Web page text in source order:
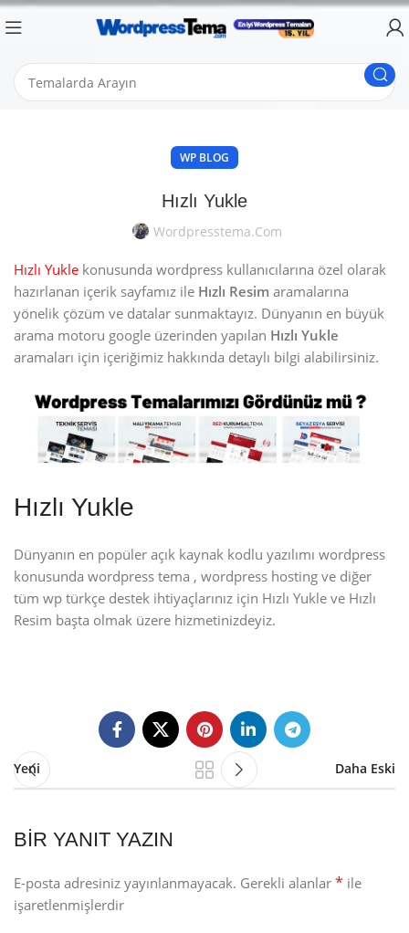
WP BLOG
Hızlı Yukle
Wordpresstema.com
Hızlı Yukle konusunda wordpress kullanıcılarına özel olarak
hazırlanan içerik sayfamız ile Hızlı Resim aramalarına
yönelik çözüm ve datalar sunmaktayız. Dünyanın en büyük
arama motoru google üzerinden yapılan Hızlı Yukle
aramaları için içeriğimiz hakkında detaylı bilgi alabilirsiniz.
Hızlı Yukle
Dünyanın en popüler açık kaynak kodlu yazılımı wordpress
konusunda wordpress tema , wordpress hosting ve diğer
tüm wp türkçe destek ihtiyaçlarınız için Hızlı Yukle ve Hızlı
Resim başta olmak üzere hizmetinizdeyiz.
Yeni Daha Eski
BIR YANIT YAZIN
E-posta adresiniz yayınlanmayacak. Gerekli alanlar * ile
işaretlenmişlerdir